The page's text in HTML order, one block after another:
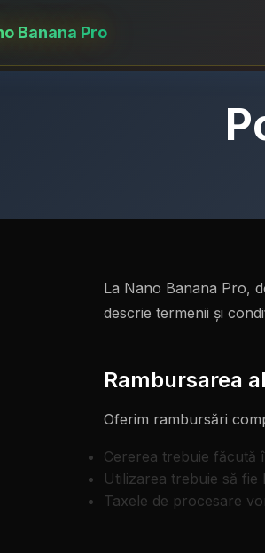
Banana Pro
La Nano Banana Pro,
descrie termenii și
Rambursarea
Oferim rambursări
Cererea trebuie făcută
Utilizarea trebuie să fie
Taxele de procesare